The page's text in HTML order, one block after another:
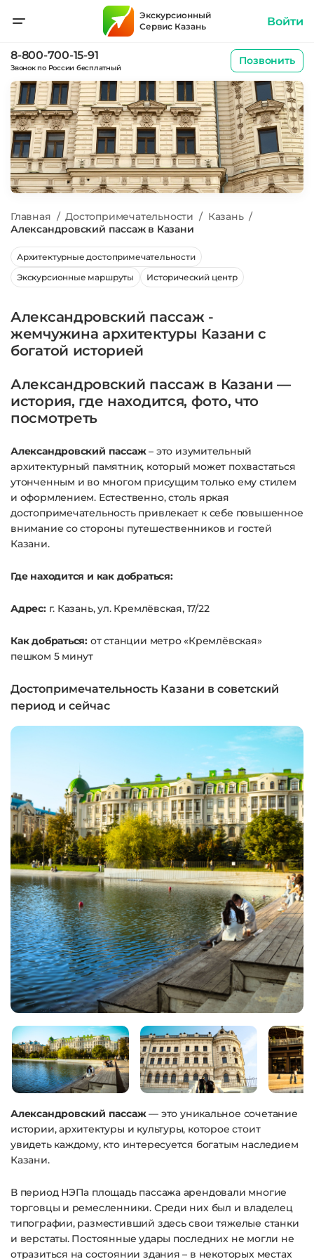
8-800-700-15-91
Звонок по России бесплатный
Позвонить
Экскурсионный
Сервис Казань
Войти
Главная / Достопримечательности / Казань /
Александровский пассаж в Казани
Архитектурные достопримечательности
Экскурсионные маршруты
Исторический центр
Александровский пассаж -
жемчужина архитектуры Казани с
богатой историей
Александровский пассаж в Казани —
история, где находится, фото, что
посмотреть
Александровский пассаж– это изумительный
архитектурный памятник, который может похвастаться
утонченным и во многом присущим только ему стилем
и оформлением. Естественно, столь яркая
достопримечательность привлекает к себе повышенное
внимание со стороны путешественников и гостей
Казани.
Где находится и как добраться:
Адрес:г. Казань, ул. Кремлёвская, 17/22
Как добраться: от станции метро «Кремлёвская»
пешком 5 минут
Достопримечательность Казани в советский
период и сейчас
Александровский пассаж— это уникальное сочетание
истории, архитектуры и культуры, которое стоит
увидеть каждому, кто интересуется богатым наследием
Казани.
В период НЭПа площадь пассажа арендовали многие
торговцы и ремесленники. Среди них был и владелец
типографии, разместивший здесь свои тяжелые станки
и верстаты. Постоянные удары последних не могли не
отразиться на состоянии здания – в некоторых местах